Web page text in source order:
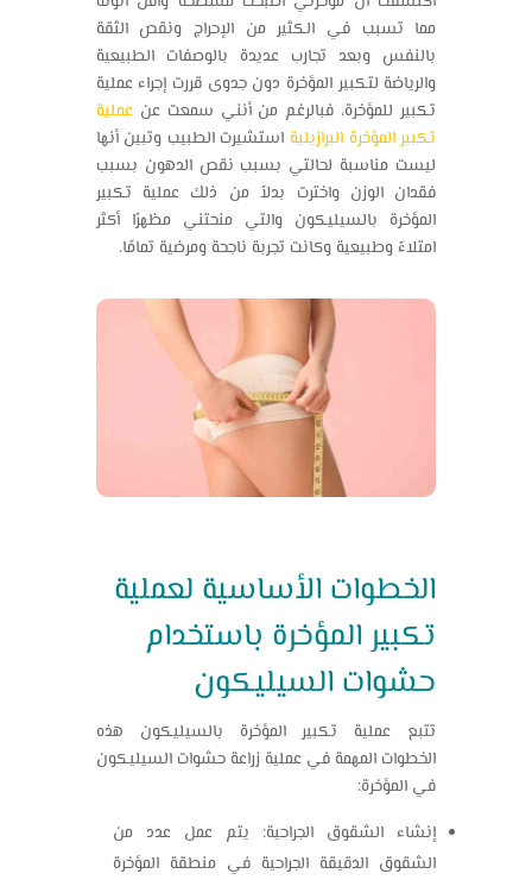
مما تسبب في الكثير من الإحراج ونقص الثقة
بالنفس وبعد تجارب عديدة بالوصفات الطبيعية
والرياضة لتكبير المؤخرة دون جدوى قررت إجراء عملية
تكبير للمؤخرة، فبالرغم من أنني سمعت عنعملية
تكبير المؤخرة البرازيلية استشيرت الطبيب وتبين أنها
ليست مناسبة لحالتي بسبب نقص الدهون بسبب
فقدان الوزن واخترت بدلاً من ذلك عملية تكبير
المؤخرة بالسيليكون والتي منحتني مظهرًا أكثر
امتلاءً وطبيعية وكانت تجربة ناجحة ومرضية تمامًا.
الخطوات الأساسية لعملية
تكبير المؤخرة باستخدام
حشوات السيليكون
تتبع عملية تكبير المؤخرة بالسيليكون هذه
الخطوات المهمة في عملية زراعة حشوات السيليكون
في المؤخرة:
إنشاء الشقوق الجراحية: يتم عمل عدد من
الشقوق الدقيقة الجراحية في منطقة المؤخرة